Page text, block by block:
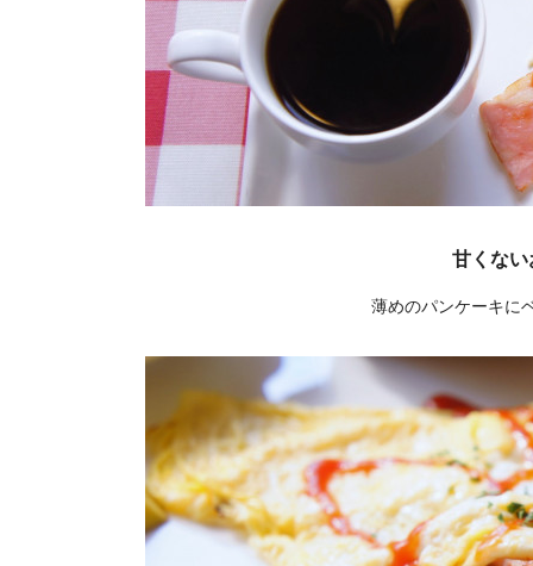
甘くな
薄めのパンケーキに